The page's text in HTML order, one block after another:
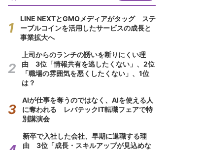
LINE NEXTとGMOメディアがタッグ ステ
ーブルコインを活用したサービスの成長と
事業拡大へ
上司からのランチの誘いを断りにくい理
由 3位「情報共有を逃したくない」、2位
「職場の雰囲気を悪くしたくない」、1位
は？
AIが仕事を奪うのではなく、AIを使える人
に奪われる レバテックIT転職フェアで特
別講演会
新卒で入社した会社、早期に退職する理
由 3位「成長・スキルアップが見込めな